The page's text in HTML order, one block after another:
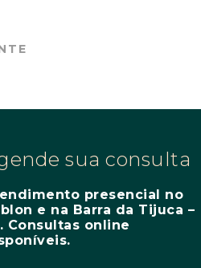
sua consulta
presencial no
e na Barra da Tijuca –
Consultas online